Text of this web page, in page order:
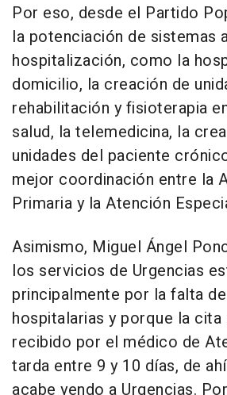
Por eso, desde el Partido
la potenciación de sistemas
hospitalización, como la
domicilio, la creación de
rehabilitación y fisioterapia
salud, la telemedicina, la
unidades del paciente
mejor coordinación entre la
Primaria y la Atención
Asimismo, Miguel Ángel
los servicios de Urgencias
principalmente por la falta
hospitalarias y porque la cita
recibido por el médico de
tarda entre 9 y 10 días, de
acabe yendo a Urgencias.